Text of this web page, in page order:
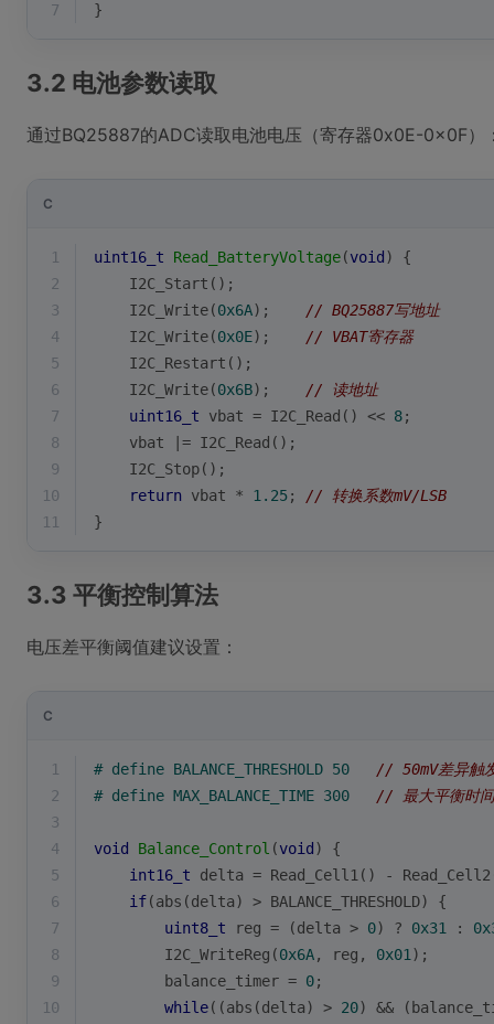
7
}
3.2 电池参数读取
通过BQ25887的ADC读取电池电压（寄存器0x0E-0x0F）
C
1 uint16_t Read_BatteryVoltage(void )
{
2
    I2C_Start();
3
    I2C_Write(
0x6A); // BQ25887写地址
4
    I2C_Write(
0x0E); // VBAT寄存器
5
    I2C_Restart();
6
    I2C_Write(
0x6B); // 读地址
7
uint16_t vbat = I2C_Read() << 8;
8
    vbat |= I2C_Read();
9
    I2C_Stop();
10
return vbat * 1.25; // 转换系数mV/LSB
11
}
3.3 平衡控制算法
电压差平衡阈值建议设置：
C
1 # define BALANCE_THRESHOLD 50 // 50mV差异触
2
# define MAX_BALANCE_TIME 300 // 最大平衡时
3
4
void Balance_Control (void )
{
5
int16_t delta = Read_Cell1() -
6
if(abs (delta) > BALANCE_THRESHOLD) {
7
uint8_t reg = (delta > 0) ? 0x31 :
8
        I2C_WriteReg(
0x6A, reg, 0x01
9
        balance_timer =
0;
10
while((abs (delta) > 20) &&